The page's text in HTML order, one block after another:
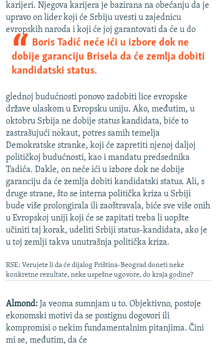
karijeri. Njegova karijera je bazirana na obećanju da je
upravo on lider koji će Srbiju uvesti u zajednicu
evropskih naroda i koji će joj garantovati da će u do
Boris Tadić neće ići u izbore dok ne
dobije garanciju Brisela da će zemlja dobiti
kandidatski status.
glednoj budućnosti ponovo zadobiti lice evropske
države ulaskom u Evropsku uniju. Ako, međutim, u
oktobru Srbija ne dobije status kandidata, biće to
zastrašujući nokaut, potres samih temelja
Demokratske stranke, koji će zapretiti njenoj daljoj
političkoj budućnosti, kao i mandatu predsednika
Tadića. Dakle, on neće ići u izbore dok ne dobije
garanciju da će zemlja dobiti kandidatski status. Ali, s
druge strane, što se interna politička kriza u Srbiji
bude više prolongirala ili zaoštravala, biće sve više onih
u Evropskoj uniji koji će se zapitati treba li uopšte
učiniti taj korak, udeliti Srbiji status-kandidata, ako je
u toj zemlji takva unutrašnja politička kriza.
RSE: Verujete li da će dijalog Priština-Beograd doneti neke
konkretne rezultate, neke uspešne ugovore, do kraja godine?
Almond: Ja veoma sumnjam u to. Objektivno, postoje
ekonomski motivi da se postignu dogovori ili
kompromisi o nekim fundamentalnim pitanjima. Čini
mi se, međutim, da će